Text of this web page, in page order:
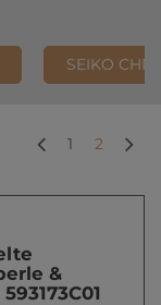
SEIKO
1 2
&